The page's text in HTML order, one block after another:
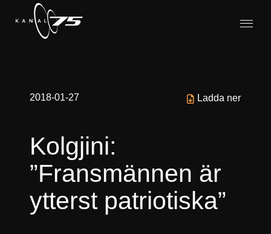
2018-01-27 Ladda ner
Kolgjini:
”Fransmännen är
ytterst patriotiska”